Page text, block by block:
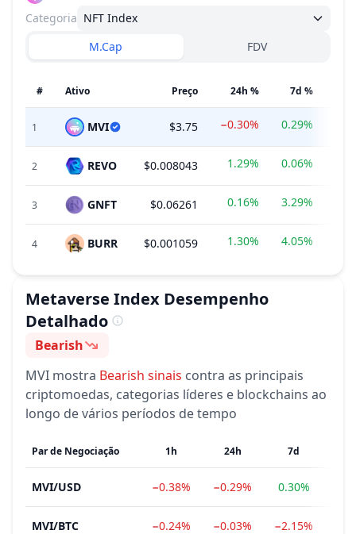
Categoria NFT Index
M.Cap
FDV
# Ativo Preço 24h % 7d %
1 MVI $3.75 −0.30% 0.29%
2 REVO $0.008043 1.29% 0.06%
3 GNFT $0.06261 0.16% 3.29%
4 BURR $0.001059 1.30% 4.05%
Metaverse Index Desempenho
Detalhado
Sentimento
Bearish
MVI mostra Bearish sinais contra as principais
criptomoedas, categorias líderes e blockchains ao
longo de vários períodos de tempo
Par de Negociação 1h 24h 7d
MVI/USD −0.38% −0.29% 0.30%
MVI/BTC −0.24% −0.03% −2.15%